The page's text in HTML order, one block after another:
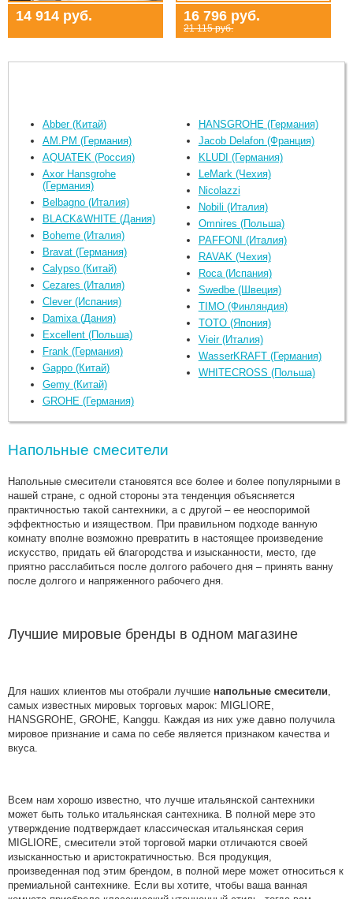
14 914 руб. 16 796 руб.
21 115 руб.
Abber (Китай)
AM.PM (Германия)
AQUATEK (Россия)
Axor Hansgrohe
(Германия)
Belbagno (Италия)
BLACK&WHITE (Дания)
Boheme (Италия)
Bravat (Германия)
Calypso (Китай)
Cezares (Италия)
Clever (Испания)
Damixa (Дания)
Excellent (Польша)
Frank (Германия)
Gappo (Китай)
Gemy (Китай)
GROHE (Германия)
HANSGROHE (Германия)
Jacob Delafon (Франция)
KLUDI (Германия)
LeMark (Чехия)
Nicolazzi
Nobili (Италия)
Omnires (Польша)
PAFFONI (Италия)
RAVAK (Чехия)
Roca (Испания)
Swedbe (Швеция)
TIMO (Финляндия)
TOTO (Япония)
Vieir (Италия)
WasserKRAFT (Германия)
WHITECROSS (Польша)
Напольные смесители
Напольные смесители становятся все более и более популярными в
нашей стране, с одной стороны эта тенденция объясняется
практичностью такой сантехники, а с другой – ее неоспоримой
эффектностью и изяществом. При правильном подходе ванную
комнату вполне возможно превратить в настоящее произведение
искусство, придать ей благородства и изысканности, место, где
приятно расслабиться после долгого рабочего дня – принять ванну
после долгого и напряженного рабочего дня.
Лучшие мировые бренды в одном магазине
Для наших клиентов мы отобрали лучшие напольные смесители
самых известных мировых торговых марок: MIGLIORE,
HANSGROHE, GROHE, Kanggu. Каждая из них уже давно получила
мировое признание и сама по себе является признаком качества и
вкуса.
Всем нам хорошо известно, что лучше итальянской сантехники
может быть только итальянская сантехника. В полной мере это
утверждение подтверждает классическая итальянская серия
MIGLIORE, смесители этой торговой марки отличаются своей
изысканностью и аристократичностью. Вся продукция,
произведенная под этим брендом, в полной мере может относиться к
премиальной сантехнике. Если вы хотите, чтобы ваша ванная